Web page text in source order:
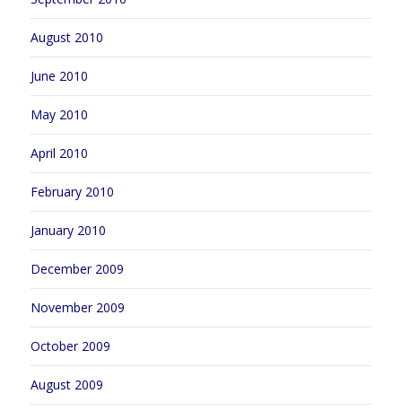
August 2010
June 2010
May 2010
April 2010
February 2010
January 2010
December 2009
November 2009
October 2009
August 2009